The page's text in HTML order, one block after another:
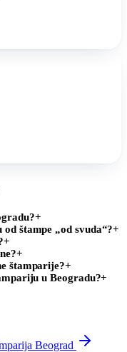
+
štampe „od svuda“?+
+
+
štamparije?+
u Beogradu?+
Beograd